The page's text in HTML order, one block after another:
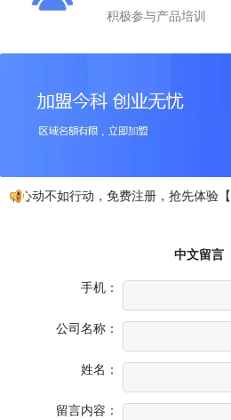
积极参与产品培训
心动不如行动，免费注册，抢先体验【
中文留言
手机：
公司名称：
姓名：
留言内容：